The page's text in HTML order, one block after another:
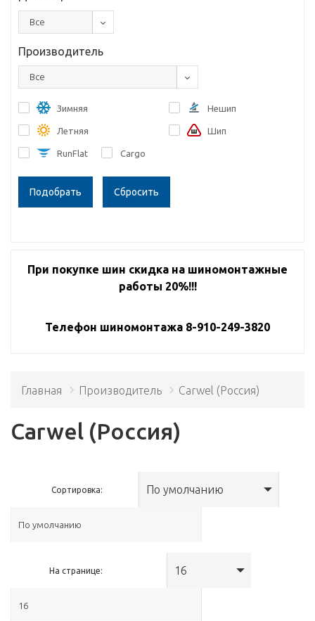
Все
Производитель
Все
Зимняя
Летняя
RunFlat Cargo
Нешип
Шип
Сбросить
При покупке шин скидка на шиномонтажные
работы 20%!!!
Телефон шиномонтажа 8-910-249-3820
Главная Производитель Carwel (Россия)
Carwel (Россия)
Сортировка: По умолчанию
На странице: 16